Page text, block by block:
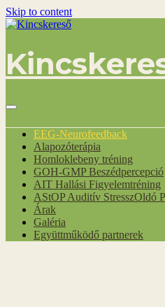
Skip to content
EEG-Neurofeedback
Alapozóterápia
Homloklebeny tréning
GOH-GMP Beszédpercepció
AIT Hallási Figyelemtréning
AStOP Auditív StresszOldó
Árak
Galéria
Együttműködő partnerek